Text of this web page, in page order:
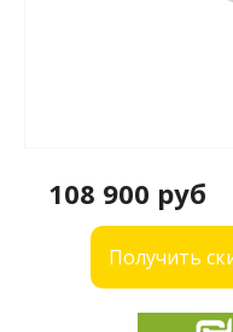
108 900 руб
Получить